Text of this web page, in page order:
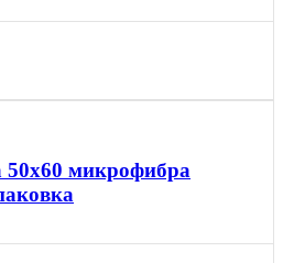
50х60 микрофибра